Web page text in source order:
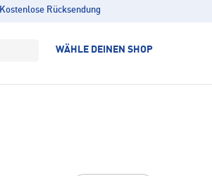
Kostenlose Rücksendung
WÄHLE DEINEN SHOP